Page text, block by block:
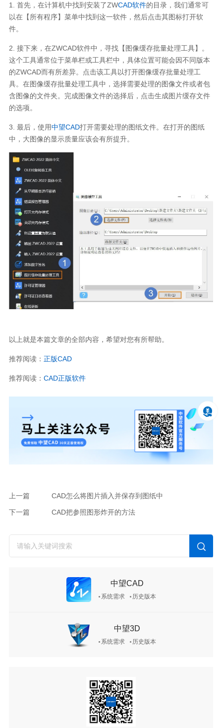
1. 首先，在计算机中找到安装了ZWCAD软件的目录，我们通常可
以在【所有程序】菜单中找到这一软件，然后点击其图标打开软
件。
2. 接下来，在ZWCAD软件中，寻找【图像缓存批量处理工具】。
这个工具通常位于菜单栏或工具栏中，具体位置可能会因不同版本
的ZWCAD而有所差异。点击该工具以打开图像缓存批量处理工
具。在图像缓存批量处理工具中，选择需要处理的图像文件或者包
含图像的文件夹。完成图像文件的选择后，点击生成图片缓存文件
的选项。
3. 最后，使用中望CAD打开需要处理的图纸文件。在打开的图纸
中，大图像的显示质量应该会有所提升。
以上就是本篇文章的全部内容，希望对您有所帮助。
推荐阅读： 正版CAD
推荐阅读： CAD正版软件
上一篇 CAD怎么将图片插入并保存到图纸中
下一篇 CAD把参照图形炸开的方法
中望CAD
系统需求 历史版本
中望3D
系统需求 历史版本